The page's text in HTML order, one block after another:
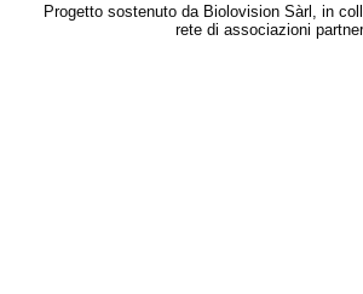
Progetto sostenuto da Biolovision Sàrl, in
rete di associazioni